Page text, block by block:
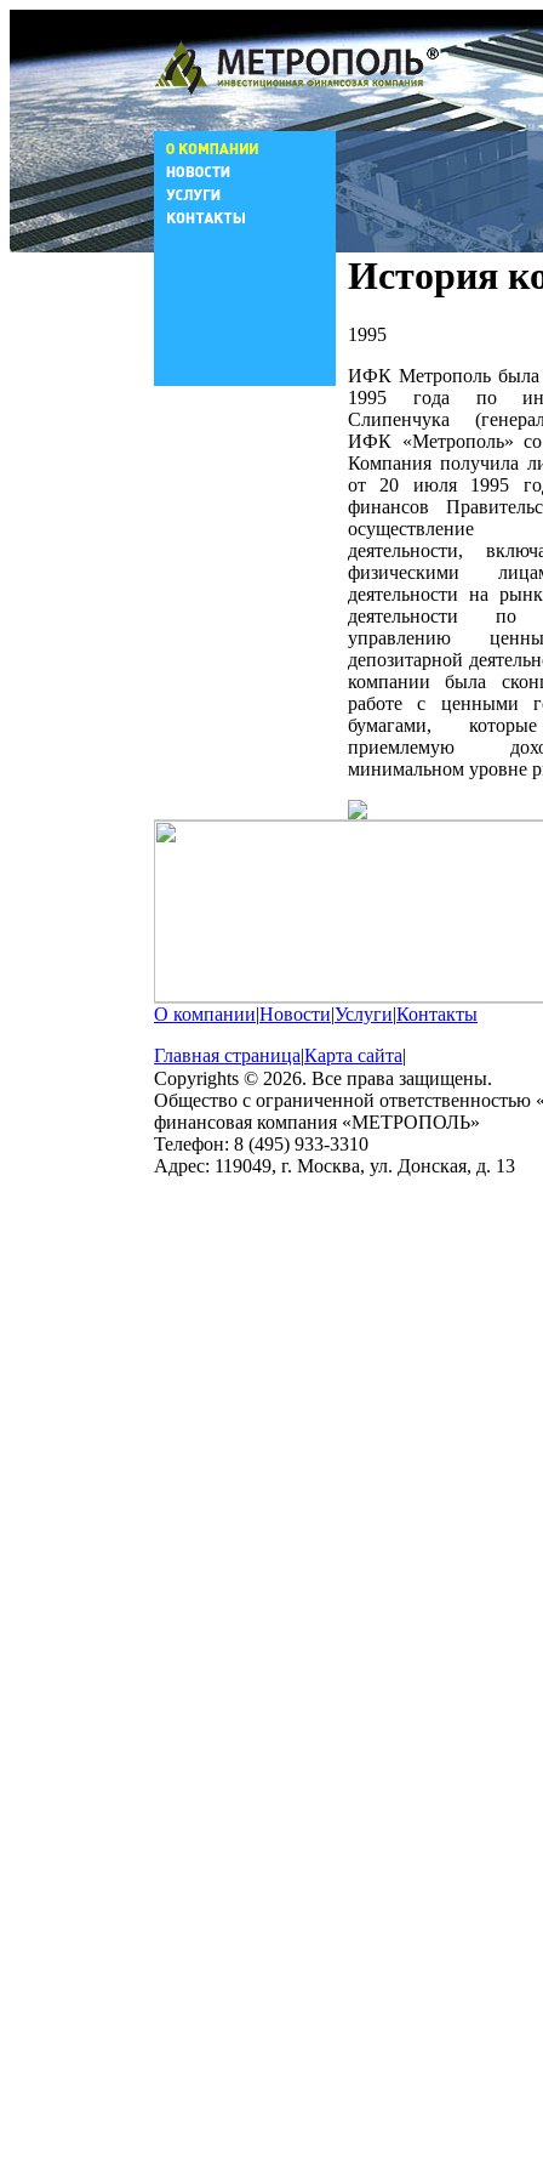
История
1995
ИФК Метрополь была
1995 года по
Слипенчука
ИФК «Метрополь» со
Компания получила
от 20 июля 1995
финансов
деятельности,
физическими
деятельности на
деятельности по
управлению
депозитарной
компании была
работе с ценными
бумагами,
приемлемую
минимальном уровне
О компании|Новости|Услуги|Контакты
Главная страница|Карта сайта|
Copyrights © 2026. Все права защищены.
Общество с ограниченной ответственностью
финансовая компания «МЕТРОПОЛЬ»
Телефон: 8 (495) 933-3310
Адрес: 119049, г. Москва, ул. Донская, д. 13